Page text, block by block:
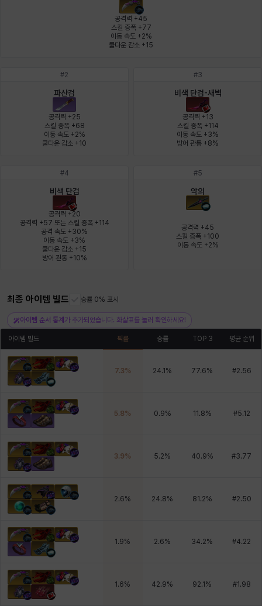
유스티나 유키
이안 재키
카밀로 캐시
크레이버 타지아
펠릭스 피올로
공격력 +45
스킬 증폭 +77
이동 속도 +2%
쿨다운 감소 +15
#2
파산검
공격력 +25
스킬 증폭 +68
이동 속도 +2%
쿨다운 감소 +10
#3
비색 단검-새벽
공격력 +13
스킬 증폭 +114
이동 속도 +3%
방어 관통 +8%
#4
비색 단검
공격력 +20
공격력 +57 또는 스킬 증폭 +114
공격 속도 +30%
이동 속도 +3%
쿨다운 감소 +15
방어 관통 +10%
#5
악의
공격력 +45
스킬 증폭 +100
이동 속도 +2%
최종 아이템 빌드 승률 0% 표시
아이템 순서 통계 가 추가되었습니다. 화살표를 눌러 확인하세요!
아이템 빌드 픽률 승률 TOP 3 평균 순위
7.3% 24.1 % 77.6% #2.56
5.8% 0.9% 11.8% #5.12
3.9% 5.2% 40.9% #3.77
2.6% 24.8% 81.2% #2.50
1.9% 2.6% 34.2% #4.22
1.6% 42.9% 92.1 % #1.98